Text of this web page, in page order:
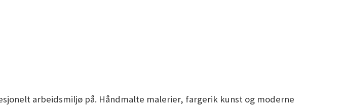
arbeidsmiljø på. Håndmalte malerier, fargerik kunst og moderne